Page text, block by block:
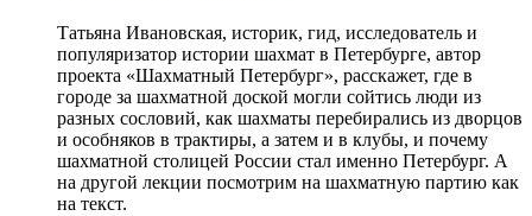
Татьяна Ивановская, историк, гид, исследователь и
популяризатор истории шахмат в Петербурге, автор
проекта «Шахматный Петербург», расскажет, где в
городе за шахматной доской могли сойтись люди из
разных сословий, как шахматы перебирались из дворцов
и особняков в трактиры, а затем и в клубы, и почему
шахматной столицей России стал именно Петербург. А
на другой лекции посмотрим на шахматную партию как
на текст.